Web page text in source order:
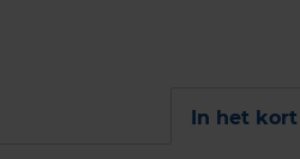
In het kort